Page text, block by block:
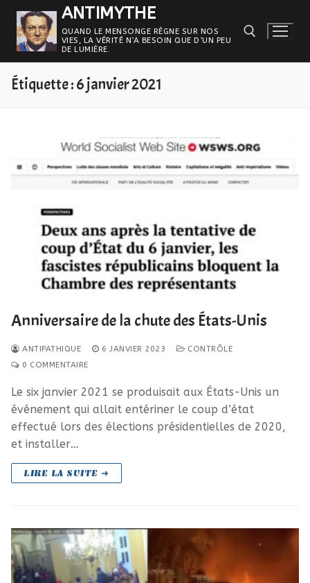
Aller
contenu
ANTIMYTHE
QUAND LE MENSONGE RÈGNE SUR NOS
VIES, LA VÉRITÉ N’A BESOIN QUE D’UN PEU
DE LUMIÈRE.
Rechercher :
Étiquette :6 janvier 2021
Anniversaire de la chute des États-Unis
ANTIPATHIQUE 6 JANVIER 2023
CONTRÔLE
0 COMMENTAIRE
Le six janvier 2021 se produisait aux États-Unis un
événement qui allait entériner le coup d’état
effectué lors des élections présidentielles de 2020,
et installer…
LIRE LA SUITE ➜